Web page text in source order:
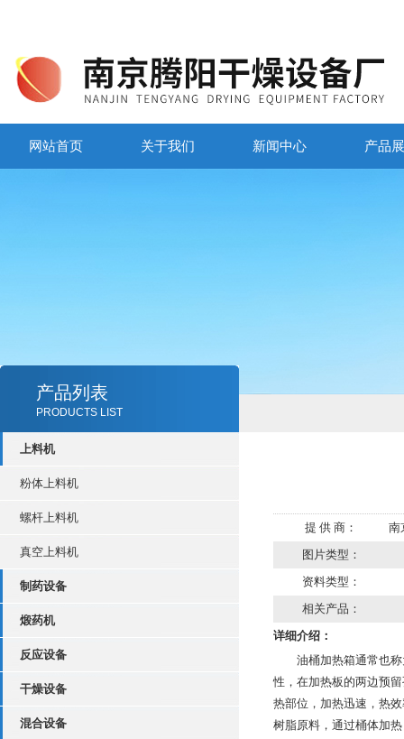
网站首页 关于我们 新闻中心 产品
产品列表
PRODUCTS LIST
上料机
粉体上料机
螺杆上料机
真空上料机
制药设备
煅药机
反应设备
干燥设备
混合设备
提 供 商：
南
图片类型：
资料类型：
相关产品：
详细介绍：
油桶加热箱通常也称
性，在加热板的两边预
热部位，加热迅速，热
树脂原料，通过桶体加